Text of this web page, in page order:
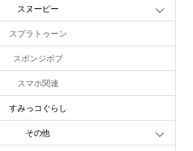
スヌーピー
スプラトゥーン
スポンジボブ
スマホ関連
すみっコぐらし
その他